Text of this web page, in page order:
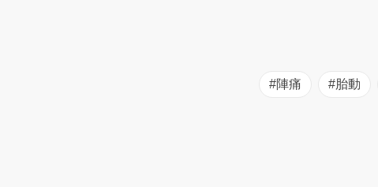
#陣痛 #胎動